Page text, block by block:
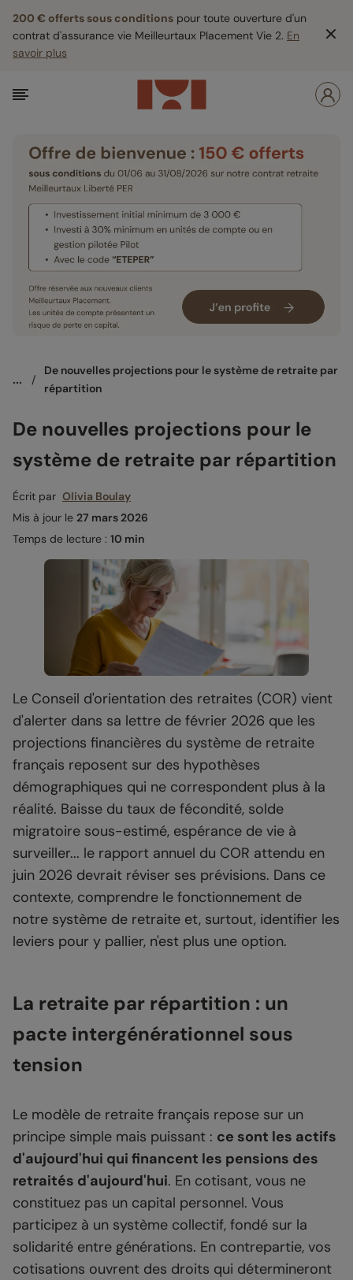
200 € offerts sous conditions pour toute ouverture d'un
contrat d'assurance vie Meilleurtaux Placement Vie 2. En
savoir plus
... /
De nouvelles projections pour le système de retraite par
répartition
De nouvelles projections pour le
système de retraite par répartition
Écrit par Olivia Boulay
Mis à jour le 27 mars 2026
Temps de lecture : 10 min
Le Conseil d'orientation des retraites (COR) vient
d'alerter dans sa lettre de février 2026 que les
projections financières du système de retraite
français reposent sur des hypothèses
démographiques qui ne correspondent plus à la
réalité. Baisse du taux de fécondité, solde
migratoire sous-estimé, espérance de vie à
surveiller... le rapport annuel du COR attendu en
juin 2026 devrait réviser ses prévisions. Dans ce
contexte, comprendre le fonctionnement de
notre système de retraite et, surtout, identifier les
leviers pour y pallier, n'est plus une option.
La retraite par répartition : un
pacte intergénérationnel sous
tension
Le modèle de retraite français repose sur un
principe simple mais puissant : ce sont les actifs
d'aujourd'hui qui financent les pensions des
retraités d'aujourd'hui. En cotisant, vous ne
constituez pas un capital personnel. Vous
participez à un système collectif, fondé sur la
solidarité entre générations. En contrepartie, vos
cotisations ouvrent des droits qui détermineront